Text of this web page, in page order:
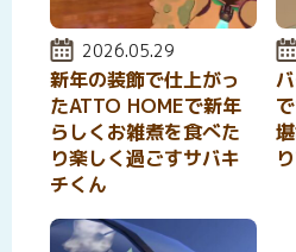
投稿日:
2026.05.29
新年の装飾で仕上がっ
たATTO HOMEで新年
らしくお雑煮を食べた
り楽しく過ごすサバキ
チくん